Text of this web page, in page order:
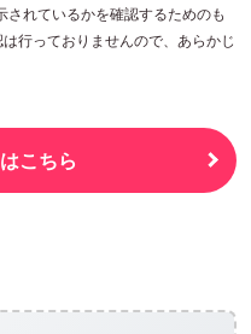
れているかを確認するためのも
行っておりませんので、あらかじ
こちら